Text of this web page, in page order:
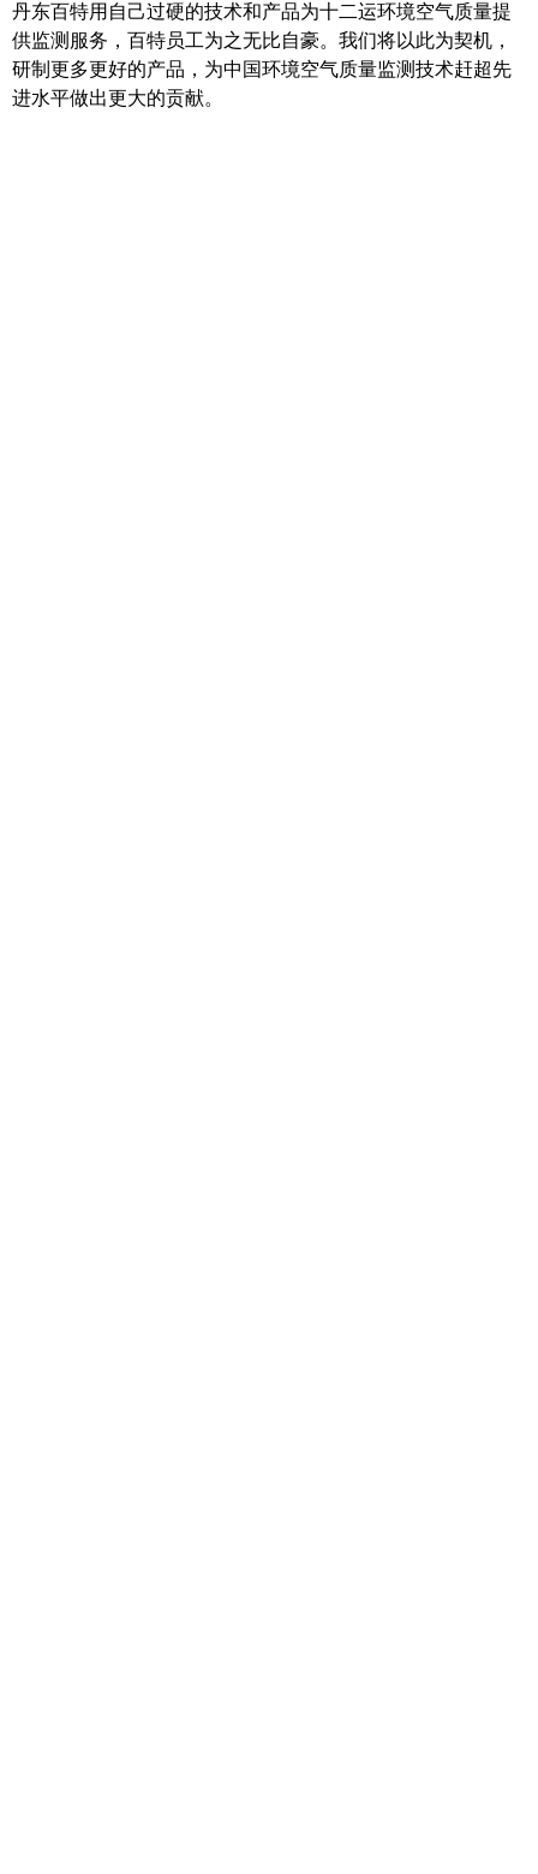
丹东百特用自己过硬的技术和产品为十二运环境空气质量提
供监测服务，百特员工为之无比自豪。我们将以此为契机，
研制更多更好的产品，为中国环境空气质量监测技术赶超先
进水平做出更大的贡献。